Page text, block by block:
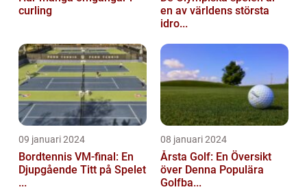
curling
en av världens största
idro...
09 januari 2024
Bordtennis VM-final: En
Djupgående Titt på Spelet
...
08 januari 2024
Årsta Golf: En Översikt
över Denna Populära
Golfba...